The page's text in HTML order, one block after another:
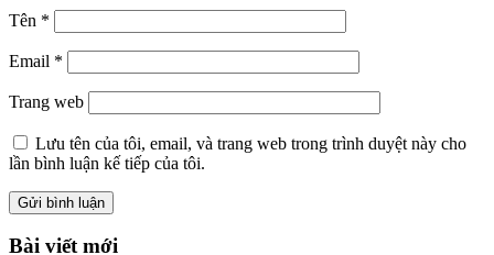
Tên *
Email *
Trang web
Lưu tên của tôi, email, và trang web trong trình duyệt này cho
lần bình luận kế tiếp của tôi.
Bài viết mới